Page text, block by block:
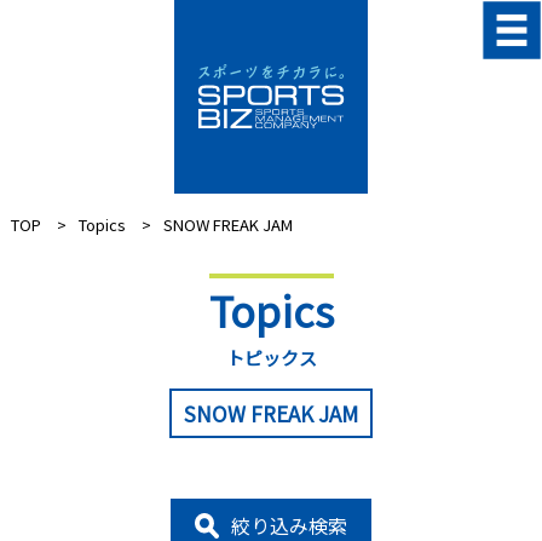
TOP Topics SNOW FREAK JAM
Topics
トピックス
SNOW FREAK JAM
絞り込み検索